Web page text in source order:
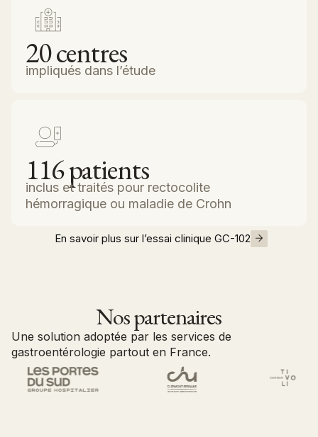
20centres
impliqués dans l’étude
116patients
inclus et traités pour rectocolite
hémorragique ou maladie de Crohn
En savoir plus sur l’essai clinique GC-102
Nos partenaires
Une solution adoptée par les services de
gastroentérologie partout en France.